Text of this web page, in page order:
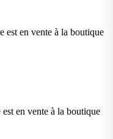
est en vente à la boutique
en vente à la boutique